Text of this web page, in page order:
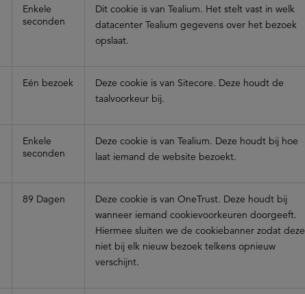
Enkele
seconden
Dit cookie is van Tealium. Het stelt vast in welk
datacenter Tealium gegevens over het bezoek
opslaat.
Eén bezoek
Deze cookie is van Sitecore. Deze houdt de
taalvoorkeur bij.
Enkele
seconden
Deze cookie is van Tealium. Deze houdt bij hoe
laat iemand de website bezoekt.
89 Dagen
Deze cookie is van OneTrust. Deze houdt bij
wanneer iemand cookievoorkeuren doorgeeft.
Hiermee sluiten we de cookiebanner zodat deze
niet bij elk nieuw bezoek telkens opnieuw
verschijnt.